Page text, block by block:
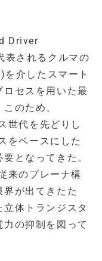
Driver
されるクルマの
介したスマート
セスを用いた最
のため、
世代を先どりし
をベースにした
となってきた。
来のプレーナ構
が出てきたた
体トランジスタ
の抑制を図って